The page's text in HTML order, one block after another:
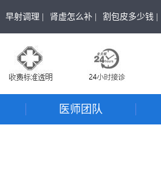
早射调理 | 肾虚怎么补 | 割包皮多少钱 |
医师团队